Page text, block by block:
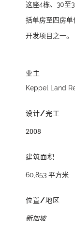
这座4栋、30至
括单房至四房
开发项目之一。
业主
Keppel Land
设计/完工
2008
建筑面积
60,853 平方米
位置/地区
新加坡